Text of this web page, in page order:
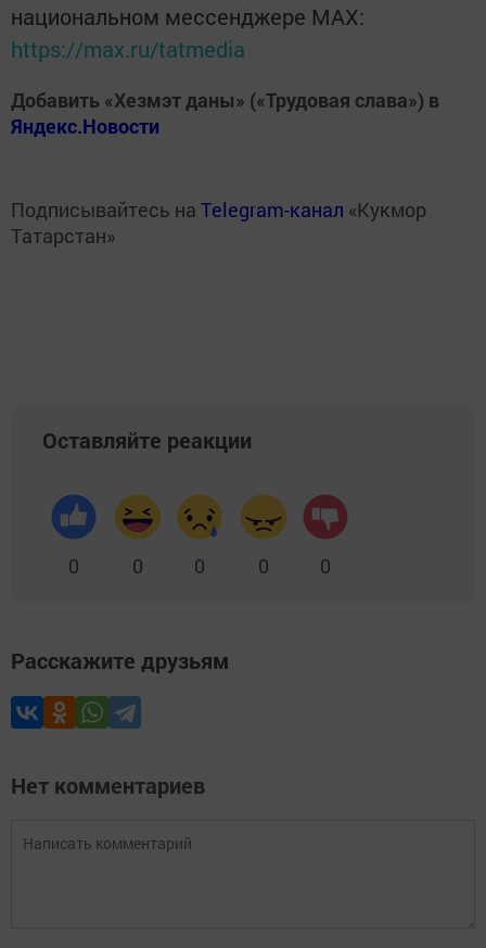
национальном мессенджере MАХ:
https://max.ru/tatmedia
Добавить «Хезмэт даны» («Трудовая слава») в
Яндекс.Новости
Подписывайтесь на Telegram-канал «Кукмор
Татарстан»
Оставляйте реакции
0 0 0 0 0
Расскажите друзьям
Нет комментариев